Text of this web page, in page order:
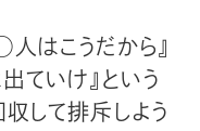
はこうだから』
いけ』という
して排斥しよう